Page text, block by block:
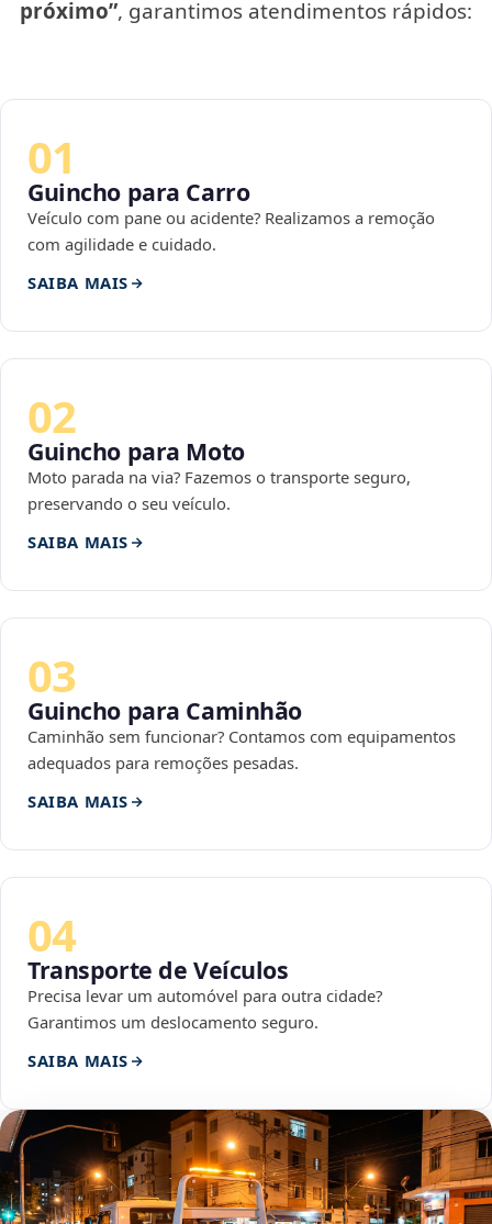
próximo”, garantimos atendimentos rápidos:
01
Guincho para Carro
Veículo com pane ou acidente? Realizamos a remoção
com agilidade e cuidado.
SAIBA MAIS
02
Guincho para Moto
Moto parada na via? Fazemos o transporte seguro,
preservando o seu veículo.
SAIBA MAIS
03
Guincho para Caminhão
Caminhão sem funcionar? Contamos com equipamentos
adequados para remoções pesadas.
SAIBA MAIS
04
Transporte de Veículos
Precisa levar um automóvel para outra cidade?
Garantimos um deslocamento seguro.
SAIBA MAIS